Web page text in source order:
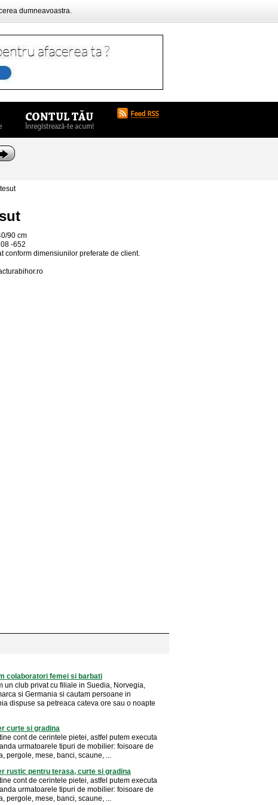
dumneavoastra.
90 cm
-652
conform dimensiunilor preferate de client.
colaboratori femei si barbati
un club privat cu filiale in Suedia, Norvegia,
si Germania si cautam persoane in
dispuse sa petreaca cateva ore sau o noapte
curte si gradina
cont de cerintele pietei, astfel putem executa
urmatoarele tipuri de mobilier: foisoare de
pergole, mese, banci, scaune, ...
rustic pentru terasa, curte si gradina
cont de cerintele pietei, astfel putem executa
urmatoarele tipuri de mobilier: foisoare de
pergole, mese, banci, scaune, ...